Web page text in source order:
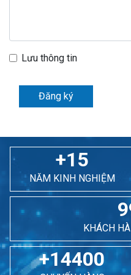
Lưu thông tin
Đăng ký
+15
NĂM KINH NGHIỆM
KHÁCH
+14400